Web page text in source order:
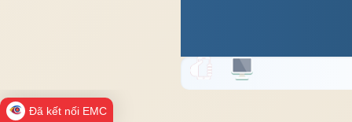
Đã kết nối EMC